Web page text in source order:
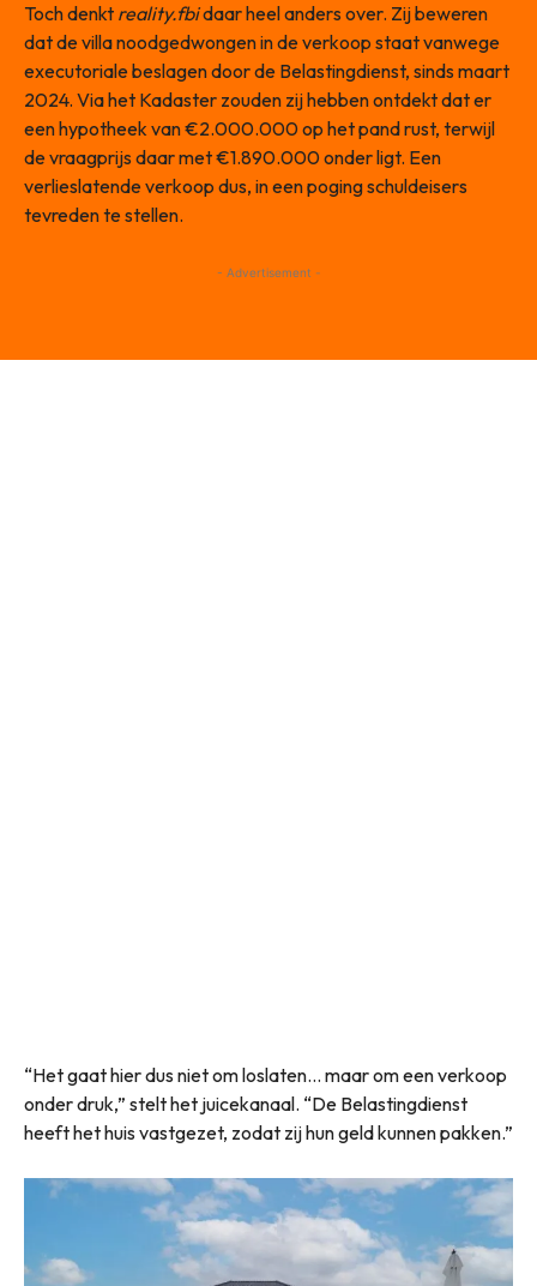
Toch denkt reality.fbidaar heel anders over. Zij beweren
dat de villa noodgedwongen in de verkoop staat vanwege
executoriale beslagen door de Belastingdienst, sinds maart
2024. Via het Kadaster zouden zij hebben ontdekt dat er
een hypotheek van €2.000.000 op het pand rust, terwijl
de vraagprijs daar met €1.890.000 onder ligt. Een
verlieslatende verkoop dus, in een poging schuldeisers
tevreden te stellen.
- Advertisement -
“Het gaat hier dus niet om loslaten… maar om een verkoop
onder druk,” stelt het juicekanaal. “De Belastingdienst
heeft het huis vastgezet, zodat zij hun geld kunnen pakken.”